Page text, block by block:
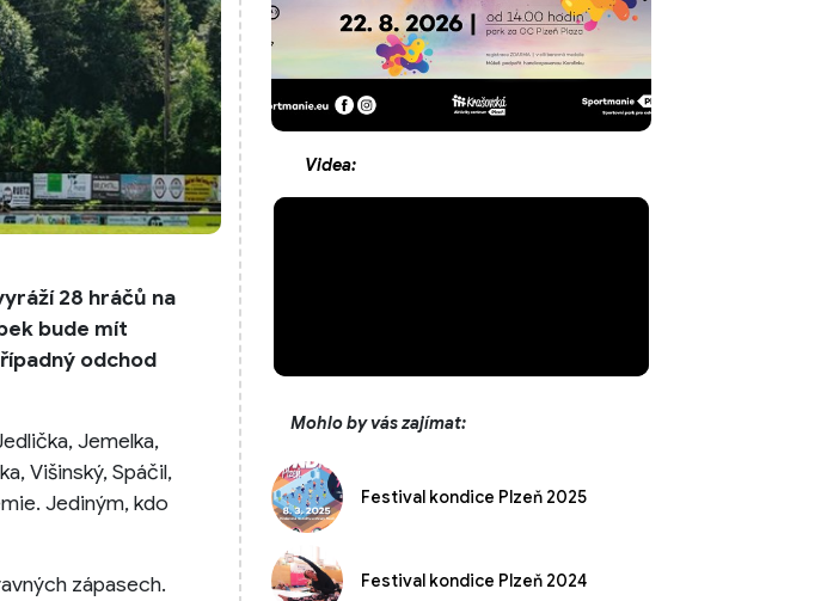
28 hráčů na
bude mít
odchod
Jemelka,
Višinský, Spáčil,
Jediným, kdo
zápasech.
Videa:
Mohlo by vás zajímat:
Festival kondice Plzeň 2025
Festival kondice Plzeň 2024